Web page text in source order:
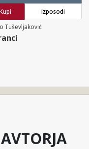
Izposodi
Tuševljaković